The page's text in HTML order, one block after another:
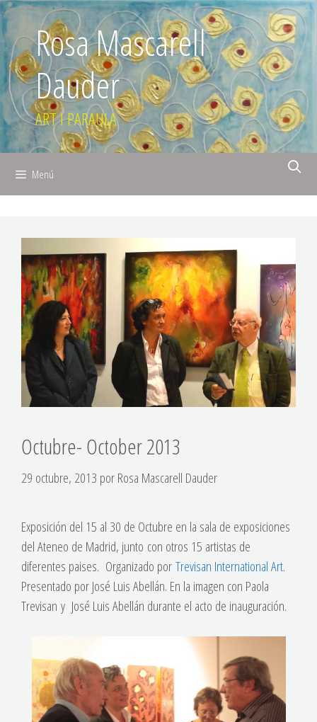
Rosa Mascarell
Dauder
ART I PARAULA
Menú
Octubre- October 2013
29 octubre, 2013 porRosa Mascarell Dauder
Exposición del 15 al 30 de Octubre en la sala de exposiciones
del Ateneo de Madrid, junto con otros 15 artistas de
diferentes paises. Organizado porTrevisan International Art.
Presentado por José Luis Abellán. En la imagen con Paola
Trevisan y José Luis Abellán durante el acto de inauguración.